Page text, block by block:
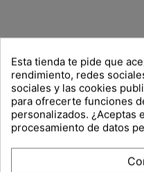
Filtros
Esta tienda te pide que
rendimiento, redes
sociales y las cookies
para ofrecerte funciones
personalizados. ¿Aceptas
procesamiento de datos